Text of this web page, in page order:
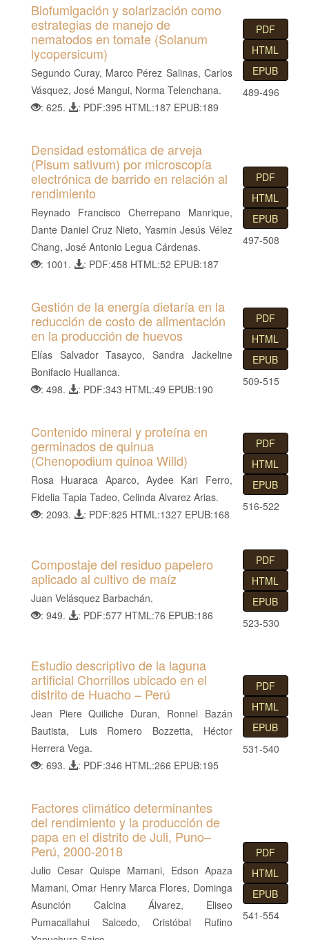
Biofumigación y solarización como
estrategias de manejo de
nematodos en tomate (Solanum
lycopersicum)
Segundo Curay, Marco Pérez Salinas, Carlos
Vásquez, José Mangui, Norma Telenchana.
: 625.
: PDF:395 HTML:187 EPUB:189
PDF
HTML
EPUB
489-496
Densidad estomática de arveja
(Pisum sativum) por microscopía
electrónica de barrido en relación al
rendimiento
Reynado Francisco Cherrepano Manrique,
Dante Daniel Cruz Nieto, Yasmin Jesús Vélez
Chang, José Antonio Legua Cárdenas.
: 1001.
: PDF:458 HTML:52 EPUB:187
PDF
HTML
EPUB
497-508
Gestión de la energía dietaría en la
reducción de costo de alimentación
en la producción de huevos
Elías Salvador Tasayco, Sandra Jackeline
Bonifacio Huallanca.
: 498.
: PDF:343 HTML:49 EPUB:190
PDF
HTML
EPUB
509-515
Contenido mineral y proteína en
germinados de quinua
(Chenopodium quinoa Willd)
Rosa Huaraca Aparco, Aydee Kari Ferro,
Fidelia Tapia Tadeo, Celinda Alvarez Arias.
: 2093.
: PDF:825 HTML:1327 EPUB:168
PDF
HTML
EPUB
516-522
Compostaje del residuo papelero
aplicado al cultivo de maíz
Juan Velásquez Barbachán.
: 949.
: PDF:577 HTML:76 EPUB:186
PDF
HTML
EPUB
523-530
Estudio descriptivo de la laguna
artificial Chorrillos ubicado en el
distrito de Huacho – Perú
Jean Piere Quiliche Duran, Ronnel Bazán
Bautista, Luis Romero Bozzetta, Héctor
Herrera Vega.
: 693.
: PDF:346 HTML:266 EPUB:195
PDF
HTML
EPUB
531-540
Factores climático determinantes
del rendimiento y la producción de
papa en el distrito de Juli, Puno–
Perú, 2000-2018
Julio Cesar Quispe Mamani, Edson Apaza
Mamani, Omar Henry Marca Flores, Dominga
Asunción Calcina Álvarez, Eliseo
Pumacallahui Salcedo, Cristóbal Rufino
PDF
HTML
EPUB
541-554